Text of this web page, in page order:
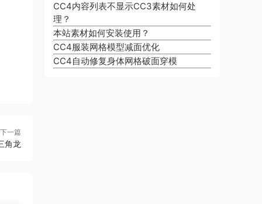
下一篇
角龙
CC4内容列表不显示CC3素材如何处
理？
本站素材如何安装使用？
CC4服装网格模型减面优化
CC4自动修复身体网格破面穿模